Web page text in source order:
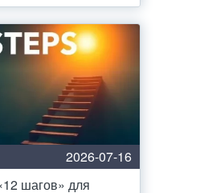
2026-07-16
шагов» для